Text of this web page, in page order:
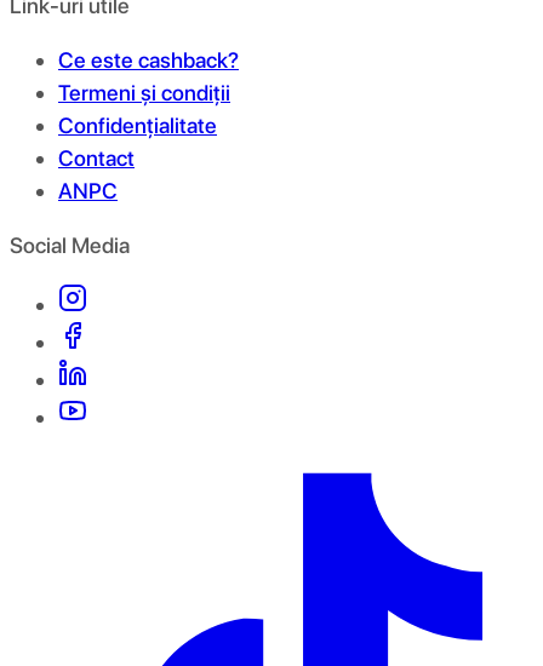
Link-uri utile
Ce este cashback?
Termeni și condiții
Confidențialitate
Contact
ANPC
Social Media